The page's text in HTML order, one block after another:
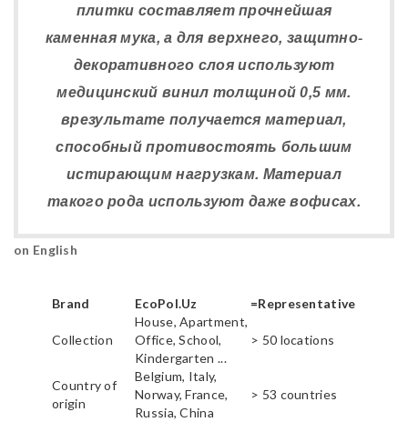
плитки составляет прочнейшая
каменная мука, а для верхнего, защитно-
декоративного слоя используют
медицинский винил толщиной 0,5 мм.
врезультате получается материал,
способный противостоять большим
истирающим нагрузкам. Материал
такого рода используют даже вофисах.
on English
Brand EcoPol.Uz =Representative
Collection
House, Apartment,
Office, School,
Kindergarten ...
> 50 locations
Country of
origin
Belgium, Italy,
Norway, France,
Russia, China
> 53 countries